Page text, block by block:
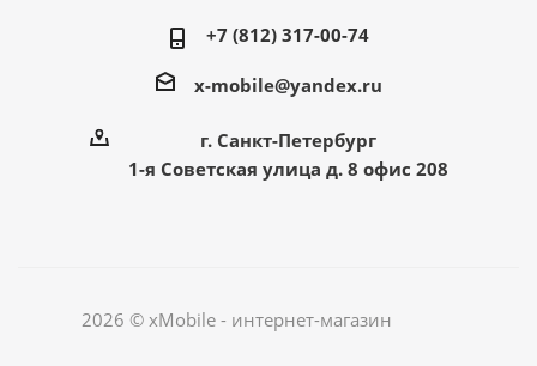
+7 (812) 317-00-74
x-mobile@yandex.ru
г. Санкт-Петербург
1-я Советская улица д. 8 офис 208
2026 © xMobile - интернет-магазин